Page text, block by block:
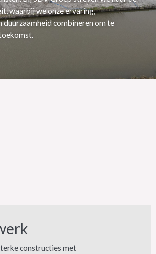
waarbij we onze ervaring,
duurzaamheid combineren om te
constructies met